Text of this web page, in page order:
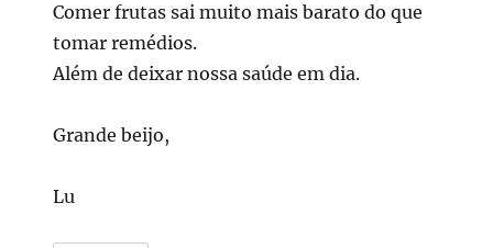
Comer frutas sai muito mais barato do que
tomar remédios.
Além de deixar nossa saúde em dia.
Grande beijo,
Lu